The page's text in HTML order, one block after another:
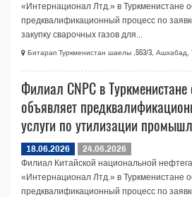
«Интернационал Лтд.» в Туркменистане
предквалификационный процесс по
закупку сварочных газов для...
Битарап Туркменистан шаелы ,553/3, Ашхабад,
Филиал CNPC в
объявляет
услуги по утилизации
18.06.2026
24.06.2026
Филиал Китайской национальной
«Интернационал Лтд.» в Туркменистане
предквалификационный процесс по